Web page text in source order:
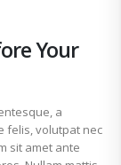
Your
a
felis, volutpat nec
sit amet ante